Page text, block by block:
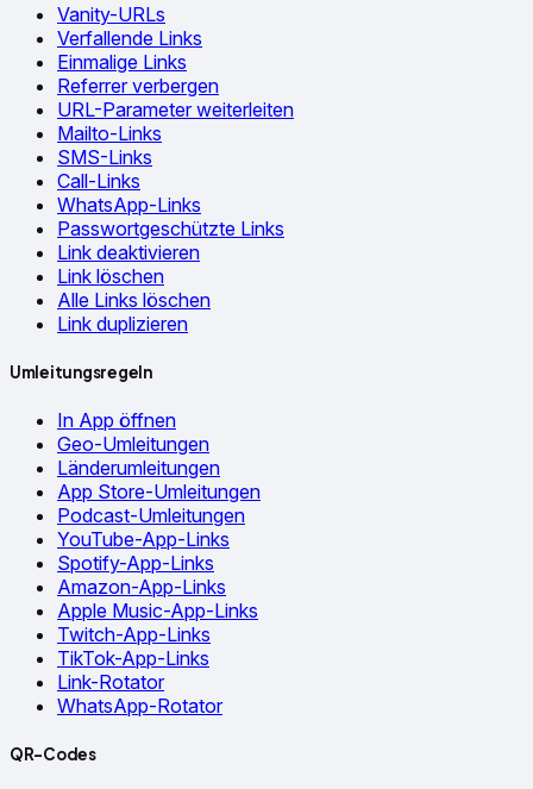
Vanity-URLs
Verfallende Links
Einmalige Links
Referrer verbergen
URL-Parameter weiterleiten
Mailto-Links
SMS-Links
Call-Links
WhatsApp-Links
Passwortgeschützte Links
Link deaktivieren
Link löschen
Alle Links löschen
Link duplizieren
Umleitungsregeln
In App öffnen
Geo-Umleitungen
Länderumleitungen
App Store-Umleitungen
Podcast-Umleitungen
YouTube-App-Links
Spotify-App-Links
Amazon-App-Links
Apple Music-App-Links
Twitch-App-Links
TikTok-App-Links
Link-Rotator
WhatsApp-Rotator
QR-Codes